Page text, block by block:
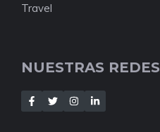
Travel
NUESTRAS REDES